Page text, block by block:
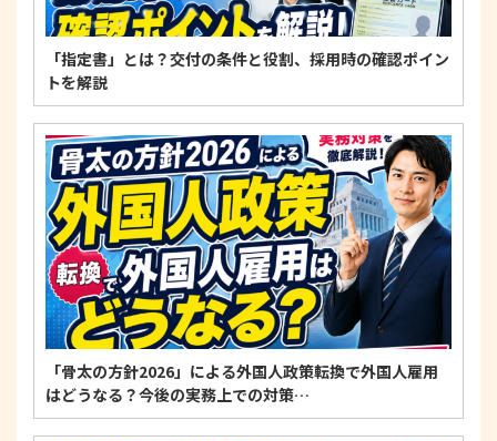
「指定書」とは？交付の条件と役割、採用時の確認ポイン
トを解説
「骨太の方針2026」による外国人政策転換で外国人雇用
はどうなる？今後の実務上での対策…